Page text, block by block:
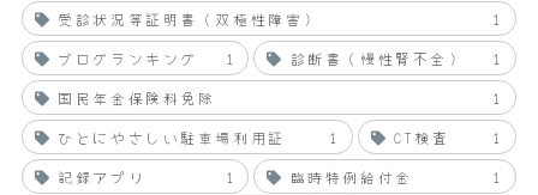
受診状況等証明書（双極性障害）
1
ブログランキング
1 診断書（慢性腎不全）
1
国民年金保険料免除
1
ひとにやさしい駐車場利用証
1 CT検査
1
記録アプリ
1 臨時特例給付金
1